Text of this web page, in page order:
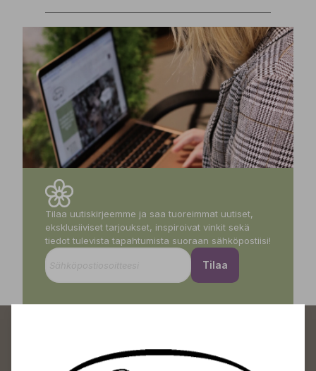
Tilaa uutiskirjeemme ja saa tuoreimmat uutiset,
eksklusiiviset tarjoukset, inspiroivat vinkit sekä
tiedot tulevista tapahtumista suoraan sähköpostiisi!
Tilaa